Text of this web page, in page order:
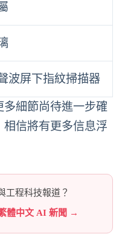
波屏下指紋掃描器
多細節尚待進一步確
信將有更多信息浮
工程科技報道？
體中文 AI 新聞 →